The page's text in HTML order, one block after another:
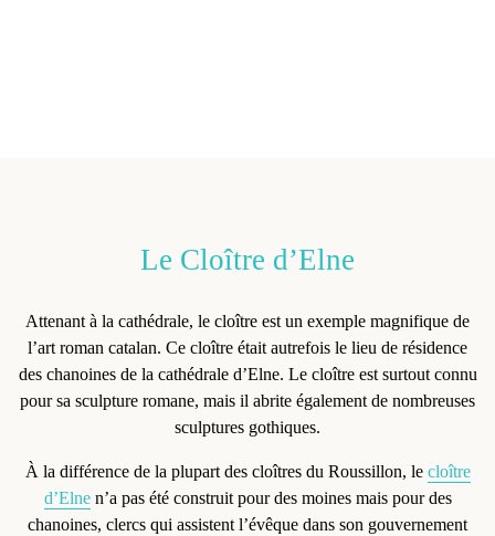
Le Cloître d’Elne
Attenant à la cathédrale, le cloître est un exemple magnifique de
l’art roman catalan. Ce cloître était autrefois le lieu de résidence
des chanoines de la cathédrale d’Elne. Le cloître est surtout connu
pour sa sculpture romane, mais il abrite également de nombreuses
sculptures gothiques.
À la différence de la plupart des cloîtres du Roussillon, le cloître
d’Elnen’a pas été construit pour des moines mais pour des
chanoines, clercs qui assistent l’évêque dans son gouvernement